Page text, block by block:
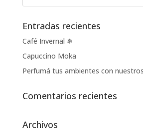
Entradas recientes
Café Invernal ❄
Capuccino Moka
Perfumá tus ambientes con
Comentarios recientes
Archivos